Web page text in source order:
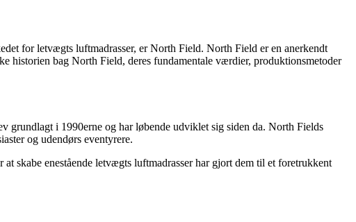
for letvægts luftmadrasser, er North Field. North Field er en anerkendt
historien bag North Field, deres fundamentale værdier, produktionsmetoder
grundlagt i 1990erne og har løbende udviklet sig siden da. North Fields
og udendørs eventyrere.
skabe enestående letvægts luftmadrasser har gjort dem til et foretrukkent